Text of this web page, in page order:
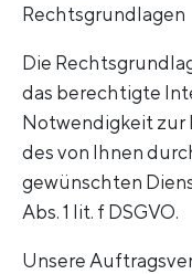
Rechtsgrundlagen
Die
das berechtigte
Notwendigkeit zur
des von Ihnen
gewünschten
Abs. 1 lit. f DSGVO.
Unsere